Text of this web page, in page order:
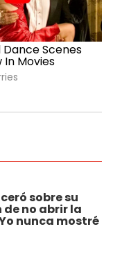
sobre su
no abrir la
nunca mostré